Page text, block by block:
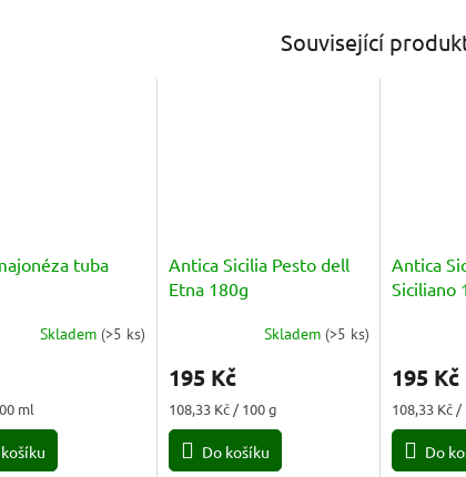
Související
tuba
Skladem (>5 ks)
ml
Antica Sicilia Pesto dell
Etna 180g
produktu
5,0
5
Skladem (>5 ks)
195 Kč
Měrná
cena:
108,33 Kč / 100 g
Do košíku
Antica
Siciliano
195 Kč
Měrná
cena:
108,33 Kč /
Do